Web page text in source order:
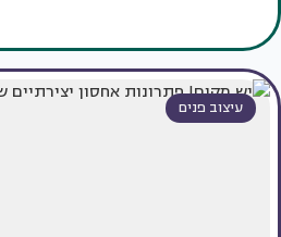
עיצוב פנים